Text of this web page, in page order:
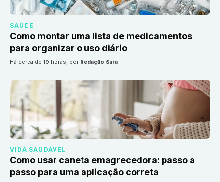
SAÚDE
Como montar uma lista de medicamentos
para organizar o uso diário
há cerca de 19 horas, por Redação Sara
VIDA SAUDÁVEL
Como usar caneta emagrecedora: passo a
passo para uma aplicação correta